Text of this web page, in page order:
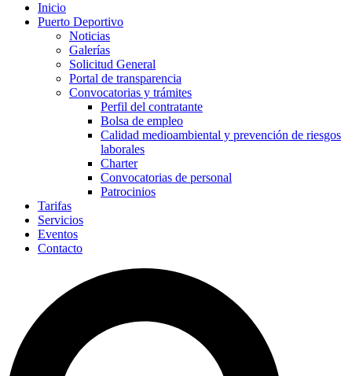
Inicio
Puerto Deportivo
Noticias
Galerías
Solicitud General
Portal de transparencia
Convocatorias y trámites
Perfil del contratante
Bolsa de empleo
Calidad medioambiental y prevención de riesgos
laborales
Charter
Convocatorias de personal
Patrocinios
Tarifas
Servicios
Eventos
Contacto